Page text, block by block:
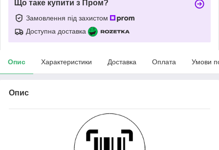
Що таке купити з Пром?
Замовлення під захистом
Доступна доставка
Опис Характеристики Доставка Оплата Умови
Опис